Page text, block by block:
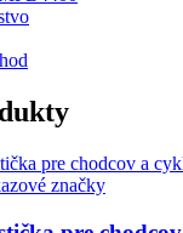
značky